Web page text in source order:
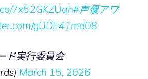
7x52GKZUqh#声優アワ
gUDE41md08
ド実行委員会
March 15, 2026